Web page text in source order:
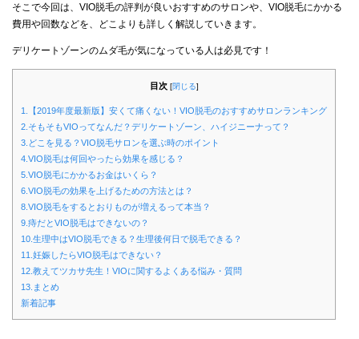
そこで今回は、VIO脱毛の評判が良いおすすめのサロンや、VIO脱毛にかかる
費用や回数などを、どこよりも詳しく解説していきます。
デリケートゾーンのムダ毛が気になっている人は必見です！
目次 [閉じる]
1.【2019年度最新版】安くて痛くない！VIO脱毛のおすすめサロンランキング
2.そもそもVIOってなんだ？デリケートゾーン、ハイジニーナって？
3.どこを見る？VIO脱毛サロンを選ぶ時のポイント
4.VIO脱毛は何回やったら効果を感じる？
5.VIO脱毛にかかるお金はいくら？
6.VIO脱毛の効果を上げるための方法とは？
8.VIO脱毛をするとおりものが増えるって本当？
9.痔だとVIO脱毛はできないの？
10.生理中はVIO脱毛できる？生理後何日で脱毛できる？
11.妊娠したらVIO脱毛はできない？
12.教えてツカサ先生！VIOに関するよくある悩み・質問
13.まとめ
新着記事